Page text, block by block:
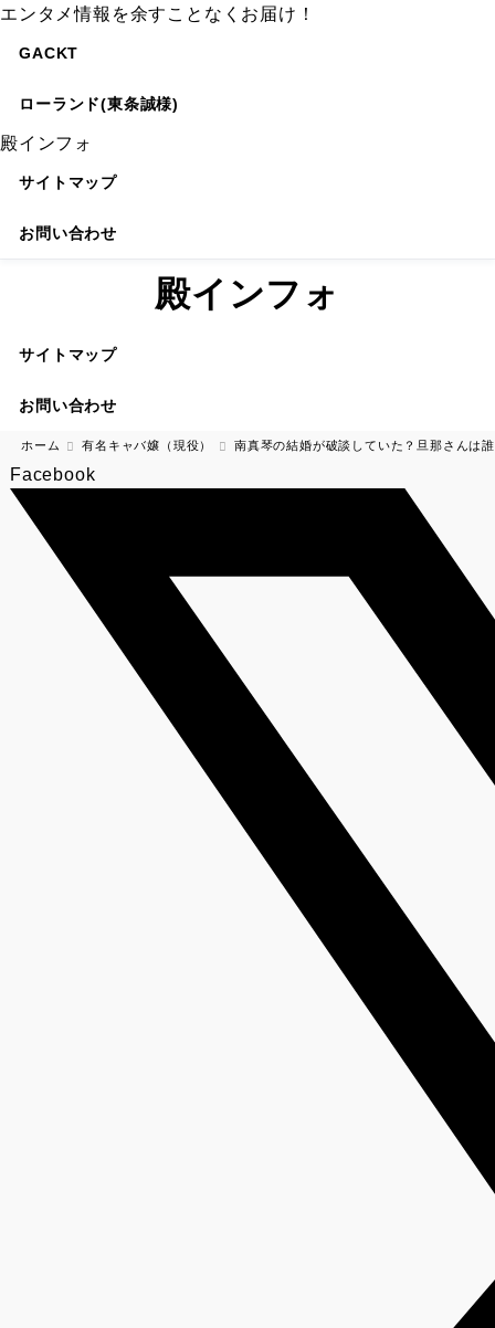
エンタメ情報を余すことなくお届け！
GACKT
ローランド(東条誠様)
殿インフォ
サイトマップ
お問い合わせ
殿インフォ
サイトマップ
お問い合わせ
ホーム 有名キャバ嬢（現役） 南真琴の結婚が破談していた？旦那さんは
Facebook